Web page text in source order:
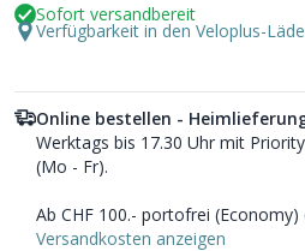
Sofort versandbereit
Verfügbarkeit in den Veloplus-
Online bestellen -
Werktags bis 17.30 Uhr mit
(Mo - Fr).
Ab CHF 100.- portofrei (Economy)
Versandkosten anzeigen